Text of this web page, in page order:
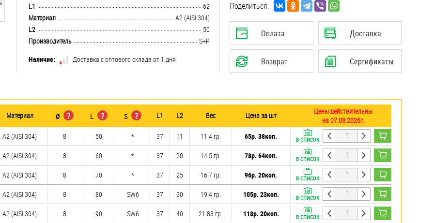
........................................................................................................................................................................................................
L1
62
........................................................................................................................................................................................................
Материал
А2 (AISI 304)
........................................................................................................................................................................................................
L2
50
........................................................................................................................................................................................................
Производитель
S+P
Наличие:
Доставка с оптового склада от 1 дня
Поделиться:
Оплата Доставка
Возврат Сертификаты
Материал Ø ? L ? S ? L1 L2 Вес Цена за шт
Цены действительны
на 07.08.2026г.
А2 (AISI 304) 8 50 * 37 11 11.4 гр. 65р. 38коп. В СПИСОК
А2 (AISI 304) 8 60 * 37 20 14.5 гр. 78р. 64коп. В СПИСОК
А2 (AISI 304) 8 70 * 37 25 16.7 гр. 96р. 20коп. В СПИСОК
А2 (AISI 304) 8 80 SW6 37 30 19.4 гр. 105р. 23коп. В СПИСОК
А2 (AISI 304) 8 90 SW6 37 40 21.83 гр. 118р. 20коп. В СПИСОК